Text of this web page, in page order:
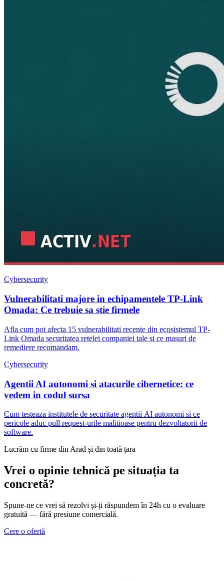
Cybersecurity
Vulnerabilitati majore in echipamentele TP-Link
Omada: Ce trebuie sa stie firmele
Afla cum pot afecta 15 vulnerabilitati recente din ecosistemul TP-
Link Omada securitatea retelei companiei tale si ce masuri de
remediere recomandam.
Cybersecurity
Agentii AI autonomi si atacurile cibernetice: ce
vedem in codul sursa
Cum testeaza institutele de securitate agentii AI autonomi si ce
pericole aduc pull request-urile malitioase pentru dezvoltatorii de
software.
Lucrăm cu firme din Arad și din toată țara
Vrei o opinie tehnică pe situația ta
concretă?
Spune-ne ce vrei să rezolvi și-ți răspundem în 24h cu o evaluare
gratuită — fără presiune comercială.
Cere o ofertă